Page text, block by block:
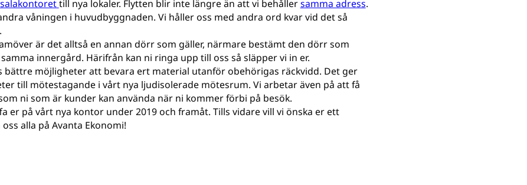
till nya lokaler. Flytten blir inte längre än att vi behållersamma adress.
våningen i huvudbyggnaden. Vi håller oss med andra ord kvar vid det så
är det alltså en annan dörr som gäller, närmare bestämt den dörr som
innergård. Härifrån kan ni ringa upp till oss så släpper vi in er.
bättre möjligheter att bevara ert material utanför obehörigas räckvidd. Det ger
till mötestagande i vårt nya ljudisolerade mötesrum. Vi arbetar även på att få
ni som är kunder kan använda när ni kommer förbi på besök.
er på vårt nya kontor under 2019 och framåt. Tills vidare vill vi önska er ett
alla på Avanta Ekonomi!